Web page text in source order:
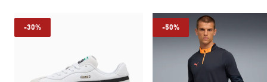
-30% -50%